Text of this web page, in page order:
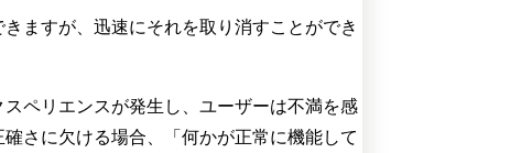
ますが、迅速にそれを取り消すことができ
ペリエンスが発生し、ユーザーは不満を感
さに欠ける場合、「何かが正常に機能して